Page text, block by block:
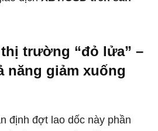
trường “đỏ lửa” –
năng giảm xuống
định đợt lao dốc này phần